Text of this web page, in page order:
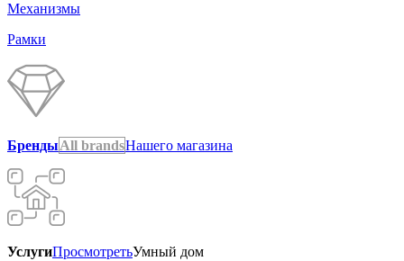
Механизмы
Рамки
БрендыAll brandsНашего магазина
УслугиПросмотретьУмный дом